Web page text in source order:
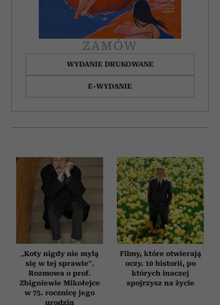
ZAMÓW
WYDANIE DRUKOWANE
E-WYDANIE
„Koty nigdy nie mylą
się w tej sprawie”.
Rozmowa o prof.
Zbigniewie Mikołejce
w 75. rocznicę jego
urodzin
Filmy, które otwierają
oczy. 10 historii, po
których inaczej
spojrzysz na życie